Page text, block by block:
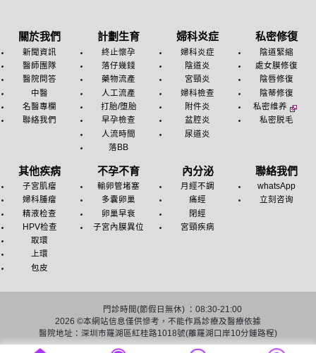
關於我們
新聞資訊
醫師團隊
醫院問答
中醫
名醫專欄
聯絡我們
計劃生育
終止懷孕
落仔幾錢
藥物流產
人工流產
打胎/堕胎
早孕檢查
人流時間
落BB
婦科炎症
婦科炎症
陰道炎
宮頸炎
婦科檢查
附件炎
盆腔炎
尿道炎
私密修復
陰道緊縮
處女膜修復
陰唇修復
陰蒂修復
私密维养
私密脱毛
其他疾病
子宮肌瘤
婦科腫瘤
精液检查
HPV检查
取環
上環
包皮
不孕不育
輸卵管堵塞
多囊卵巢
卵巢早衰
子宮內膜異位
內分泌
月經不調
痛經
閉經
宮頸疾病
聯絡我們
whatsApp
立刻咨询
2026 ©
門診時間(節假日無休) ：08:30-21:00
本網站信息僅供慘考，不能作爲診療及醫療依據
醫院地址：深圳市羅湖區紅桂路1018號(離羅湖口岸10分鍾路程)